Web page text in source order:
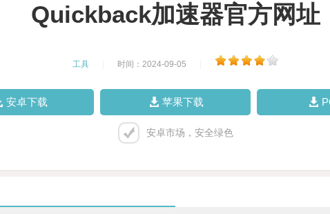
Quickback加速器官方网址
工具 时间：2024-09-05
安卓下载 苹果下载
安卓市场，安全绿色